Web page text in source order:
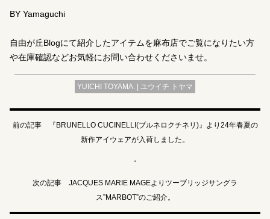
BY Yamaguchi
自由が丘Blogにて紹介したアイテムを麻布店でご覧になりたい方
や在庫確認などお気軽にお問い合わせくださいませ。
YUICHI TOYAMA. | ユウイチ トヤマ
前の記事 『BRUNELLO CUCINELLI(ブルネロクチネリ)』より24年春夏の
新作アイウェアが入荷しました。
・
次の記事 JACQUES MARIE MAGEよりツーブリッジサングラ
ス”MARBOT”のご紹介。